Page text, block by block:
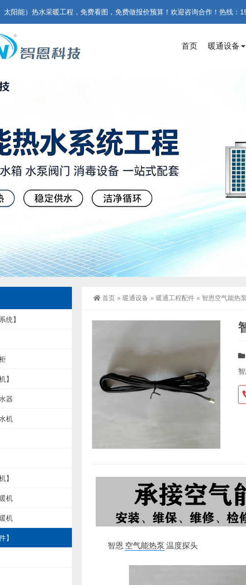
太阳能）热水采暖工程，免费看图，免费做报价预算！欢迎咨询合作！热线：
首页 暖通设备
首页 » 暖通设备 » 暖通工程配件 » 智恩空气能热
智恩 空气能热泵 温度探头
统】
】
器
机
】
机
机
】